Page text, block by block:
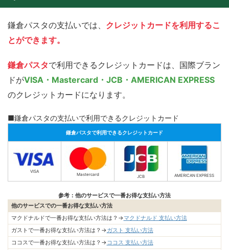
鎌倉パスタの支払いでは、 クレジットカードを利用するこ
とができます。
鎌倉パスタで利用できるクレジットカードは、国際ブラン
ドがVISA・Mastercard・JCB・AMERICAN EXPRESS
のクレジットカードになります。
■鎌倉パスタの支払いで利用できるクレジットカード
鎌倉パスタで利用できるクレジットカード
VISA
Mastercard JCB AMERICAN EXPRESS
参考：他のサービスで一番お得な支払い方法
他のサービスでの一番お得な支払い方法
マクドナルドで一番お得な支払い方法は？→マクドナルド 支払い方法
ガストで一番お得な支払い方法は？→ガスト 支払い方法
ココスで一番お得な支払い方法は？→ ココス 支払い方法